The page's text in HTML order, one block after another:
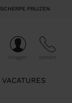
SCHERPE PRIJZEN
inloggen contact
VACATURES